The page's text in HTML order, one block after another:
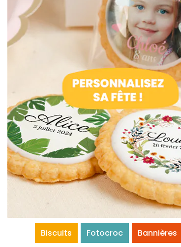
Biscuits Fotocroc Bannières